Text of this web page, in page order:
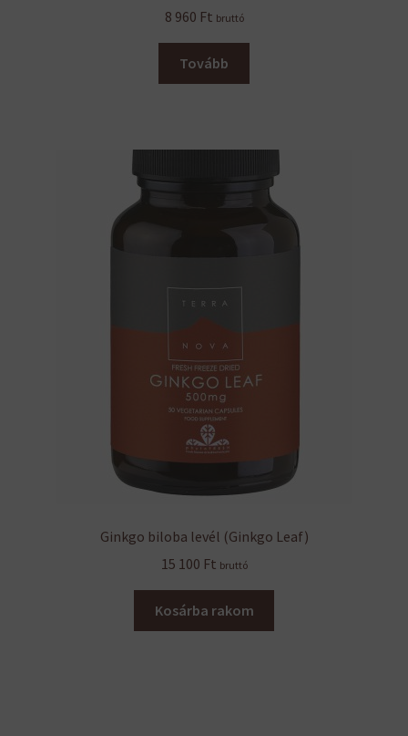
8 960 Ft bruttó
Tovább
Ginkgo biloba levél (Ginkgo Leaf)
15 100 Ft bruttó
Kosárba rakom